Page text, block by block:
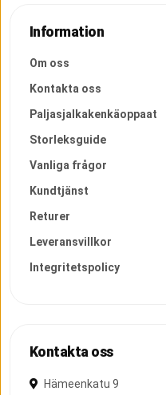
Information
Om oss
Kontakta oss
Paljasjalkakenkäoppaat
Storleksguide
Vanliga frågor
Kundtjänst
Returer
Leveransvillkor
Integritetspolicy
Kontakta oss
Hämeenkatu 9